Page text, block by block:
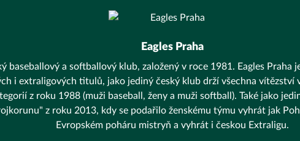
Eagles Praha
baseballový a softballový klub, založený v roce 1981. Eagles Praha
i extraligových titulů, jako jediný český klub drží všechna vítězství
z roku 1988 (muži baseball, ženy a muži softball). Také jako
z roku 2013, kdy se podařilo ženskému týmu vyhrát jak
Evropském poháru mistryň a vyhrát i českou Extraligu.